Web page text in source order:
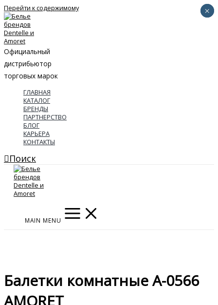
Перейти к содержимому
Официальный
дистрибьютор
торговых марок
ГЛАВНАЯ
КАТАЛОГ
БРЕНДЫ
ПАРТНЕРСТВО
БЛОГ
КАРЬЕРА
КОНТАКТЫ
Поиск
MAIN MENU
Балетки комнатные A-0566
×
×